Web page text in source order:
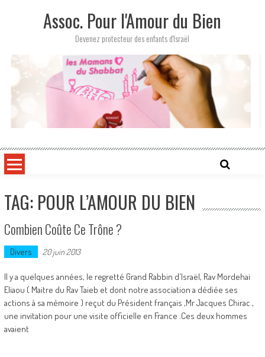
Assoc. Pour l'Amour du Bien
Devenez protecteur des enfants d'Israël
TAG: POUR L’AMOUR DU BIEN
Combien Coûte Ce Trône ?
Divers 20 juin 2013
Il y a quelques années, le regretté Grand Rabbin d'Israël, Rav Mordehai
Eliaou ( Maitre du Rav Taieb et dont notre association a dédiée ses
actions à sa mémoire ) reçut du Président français ,Mr Jacques Chirac ,
une invitation pour une visite officielle en France .Ces deux hommes
avaient